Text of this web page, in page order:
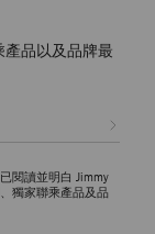
品以及品牌最
已閱讀並明白 Jimmy
獨家聯乘產品及品